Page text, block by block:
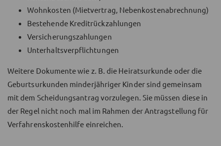
Wohnkosten (Mietvertrag, Nebenkostenabrechnung)
Bestehende Kreditrückzahlungen
Versicherungszahlungen
Unterhaltsverpflichtungen
Weitere Dokumente wie z. B. die Heiratsurkunde oder die
Geburtsurkunden minderjähriger Kinder sind gemeinsam
mit dem Scheidungsantrag vorzulegen. Sie müssen diese in
der Regel nicht noch mal im Rahmen der Antragstellung für
Verfahrenskostenhilfe einreichen.